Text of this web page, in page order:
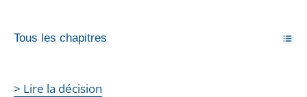
Tous les chapitres
> Lire la décision